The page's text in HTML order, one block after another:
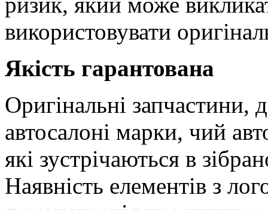
використовувати
Якість гарантована
Оригінальні запчастини,
автосалоні марки, чий
які зустрічаються в
Наявність елементів з